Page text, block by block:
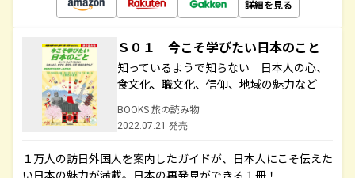
詳細を見る
Ｓ０１ 今こそ学びたい日本のこと
知っているようで知らない 日本人の心、
食文化、職文化、信仰、地域の魅力など
BOOKS 旅の読み物
2022.07.21 発売
１万人の訪日外国人を案内したガイドが、日本人にこそ伝えた
い日本の魅力が満載。日本の再発見ができる１冊！